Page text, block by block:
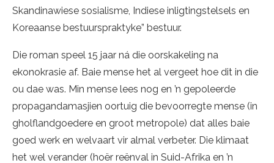
Skandinawiese sosialisme, Indiese inligtingstelsels en
Koreaanse bestuurspraktyke” bestuur.
Die roman speel 15 jaar ná die oorskakeling na
ekonokrasie af. Baie mense het al vergeet hoe dit in die
ou dae was. Min mense lees nog en ’n gepoleerde
propagandamasjien oortuig die bevoorregte mense (in
gholflandgoedere en groot metropole) dat alles baie
goed werk en welvaart vir almal verbeter. Die klimaat
het wel verander (hoër reënval in Suid-Afrika en ’n